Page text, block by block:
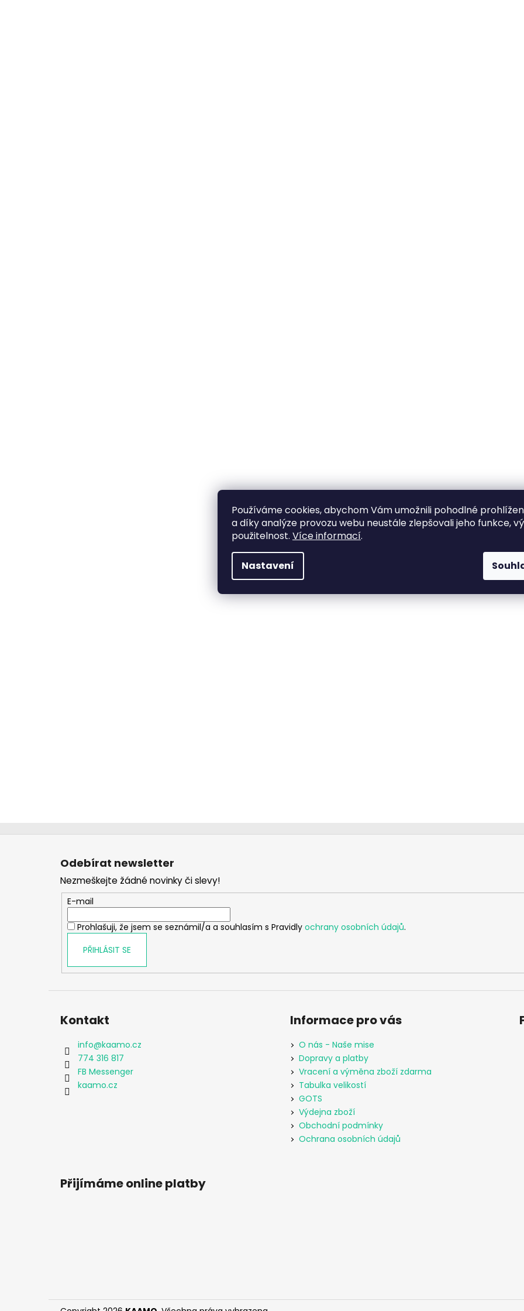
Používáme cookies, abychom Vám umožnili pohodlné
a díky analýze provozu webu neustále zlepšovali jeho funkce,
použitelnost. Více informací.
Nastavení
Z
Odebírat newsletter
Nezmeškejte žádné novinky či slevy!
E-mail
Prohlašuji, že jsem se seznámil/a a souhlasím s Pravidly ochrany osobních údajů.
PŘIHLÁSIT SE
Kontakt
info@kaamo.cz
774 316 817
FB Messenger
kaamo.cz
Informace pro vás
O nás - Naše mise
Dopravy a platby
Vracení a výměna zboží zdarma
Tabulka velikostí
GOTS
Výdejna zboží
Obchodní podmínky
Ochrana osobních údajů
Přijímáme online platby